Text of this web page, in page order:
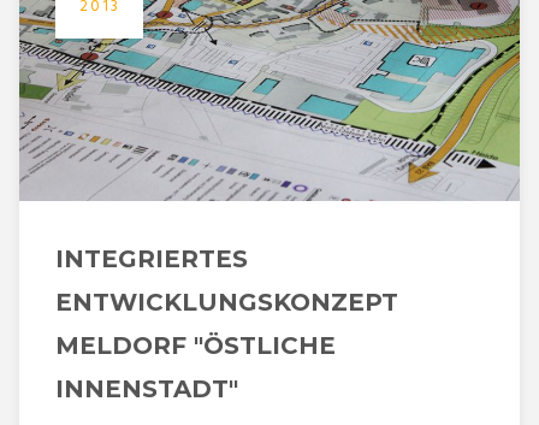
2013
INTEGRIERTES
ENTWICKLUNGSKONZEPT
MELDORF "ÖSTLICHE
INNENSTADT"